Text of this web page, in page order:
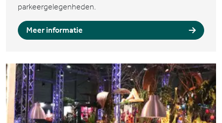
parkeergelegenheden.
Meer informatie